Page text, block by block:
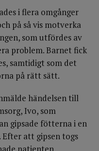
i flera omgånger
på så vis motverka
som utfördes av
problem. Barnet fick
samtidigt som det
på rätt sätt.
händelsen till
Ivo, som
gipsade fötterna i en
att gipsen togs